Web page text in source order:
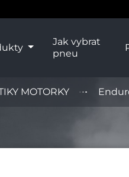
Jak vybrat
pneu
MOTORKY